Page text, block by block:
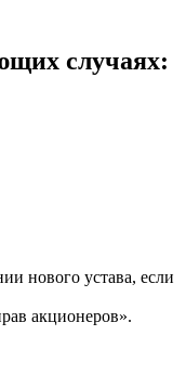
случаях:
нового устава, если
акционеров».